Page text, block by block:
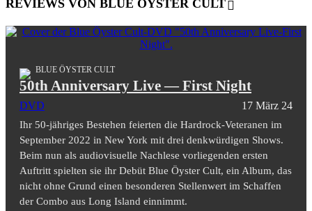
REVIEWS VON BLUE ÖYSTER CULT
BLUE ÖYSTER CULT
50th Anniversary Live — First Night
DVD 17 März 24
Ihr 50-jähriges Bestehen feierten die Hardrock-Veteranen im
September 2022 in New York mit drei denkwürdigen Shows.
Beim nun als audiovisuelle Nachlese vorliegenden ersten
Auftritt spielten sie ihr Debüt Blue Öyster Cult, ein Album, das
nicht ohne Grund einen besonderen Stellenwert im Schaffen
der Combo aus Long Island einnimmt.